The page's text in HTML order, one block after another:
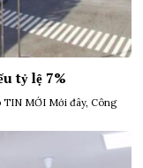
tỷ lệ 7%
TIN MỚI Mới đây, Công